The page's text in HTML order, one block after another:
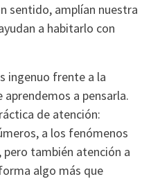
sentido, amplían nuestra
a habitarlo con
ingenuo frente a la
aprendemos a pensarla.
de atención:
a los fenómenos
pero también atención a
algo más que